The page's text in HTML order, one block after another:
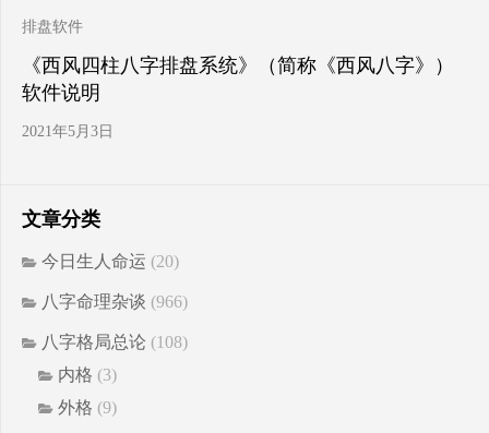
排盘软件
《西风四柱八字排盘系统》（简称《西风八字》）
软件说明
2021年5月3日
文章分类
今日生人命运 (20)
八字命理杂谈 (966)
八字格局总论 (108)
内格 (3)
外格 (9)